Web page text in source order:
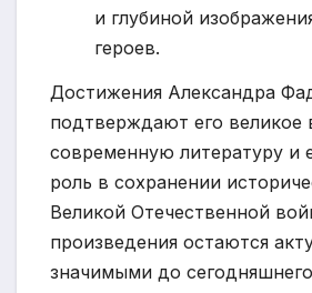
и глубиной
героев.
Достижения Александра
подтверждают его великое
современную литературу и
роль в сохранении
Великой Отечественной
произведения остаются
значимыми до